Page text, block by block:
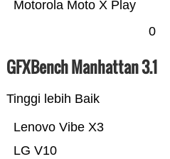
Motorola Moto X Play
0
GFXBench Manhattan 3.1
Tinggi lebih Baik
LG V10
Lenovo Vibe X3